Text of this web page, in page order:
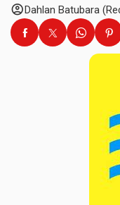
account_circleDahlan Batubara